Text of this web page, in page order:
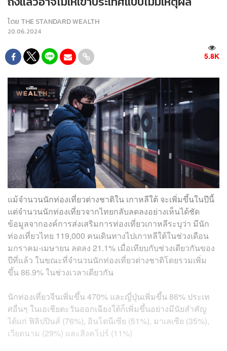
โดย THE STANDARD WEALTH
20.06.2024
5.8K
แม้จำนวนนักท่องเที่ยวต่างชาติใน เกาหลีใต้ จะเพิ่มขึ้นในปีนี้
แต่จำนวนนักท่องเที่ยวจากไทยกลับลดลงอย่างเห็นได้ชัด
ข้อมูลจากองค์การส่งเสริมการท่องเที่ยวเกาหลีระบุว่า มีนัก
ท่องเที่ยวไทย 119,000 คนเดินทางไปเกาหลีใต้ในช่วงเดือน
มกราคม-เมษายน ลดลง 21.1% เมื่อเทียบกับช่วงเดียวกันของ
ปีที่แล้ว ในขณะที่จำนวนนักท่องเที่ยวต่างชาติโดยรวมเพิ่ม
ขึ้น 86.9% ในช่วงเวลาเดียวกัน
นักท่องเที่ยวจีนเพิ่มขึ้น 470% และญี่ปุ่นเพิ่มขึ้น 86% ประเท
ศอื่นๆ ในเอเชียตะวันออกเฉียงใต้ก็เพิ่มขึ้นอย่างมีนัยสำคัญ
ได้แก่ ฟิลิปปินส์ (76%), อินโดนีเซีย (51%), มาเลเซีย (35%),
เวียดนาม (29%) และสิงคโปร์ (11%)